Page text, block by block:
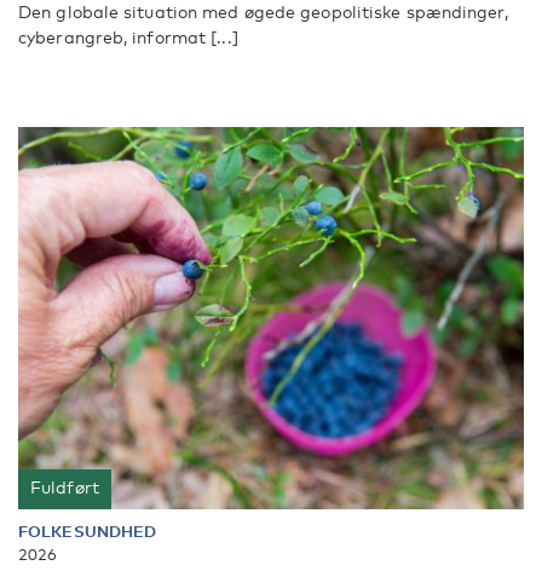
Den globale situation med øgede geopolitiske spændinger,
cyberangreb, informat [...]
Fuldført
FOLKESUNDHED
2026